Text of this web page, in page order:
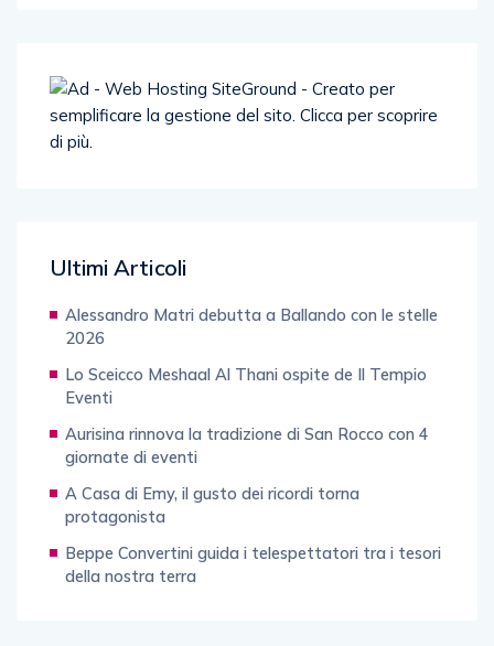
Ultimi Articoli
Alessandro Matri debutta a Ballando con le stelle
2026
Lo Sceicco Meshaal Al Thani ospite de Il Tempio
Eventi
Aurisina rinnova la tradizione di San Rocco con 4
giornate di eventi
A Casa di Emy, il gusto dei ricordi torna
protagonista
Beppe Convertini guida i telespettatori tra i tesori
della nostra terra